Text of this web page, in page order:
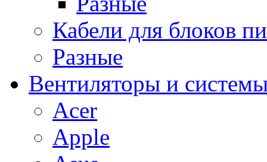
Кабели для блоков
Разные
Вентиляторы и
Acer
Apple